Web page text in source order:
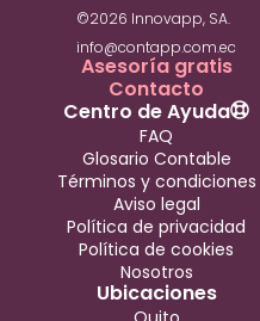
©2026 Innovapp, SA.
info@contapp.com.ec
Asesoría gratis
Contacto
Ubicaciones
Centro de Ayuda
FAQ
Glosario Contable
Términos y condiciones
Aviso legal
Política de privacidad
Política de cookies
Nosotros